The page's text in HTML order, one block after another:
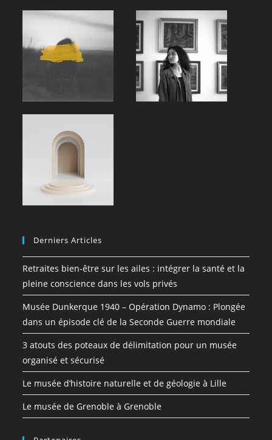
Derniers Articles
Retraites bien-être sur les ailes : intégrer la santé et la
pleine conscience dans les vols privés
Musée Dunkerque 1940 – Opération Dynamo : Plongée
dans un épisode clé de la Seconde Guerre mondiale
3 atouts des poteaux de délimitation pour un musée
organisé et sécurisé
Le musée d’histoire naturelle et de géologie à Lille
Le musée de Grenoble à Grenoble